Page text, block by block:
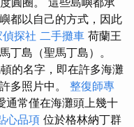
都以自己的方式，因此
探社 二手攤車 荷蘭王
丁島（聖馬丁島）。
的名字，即在許多海灘
多照片中。 整復師專
通常僅在海灘頭上幾十
心品項 位於格林納丁群